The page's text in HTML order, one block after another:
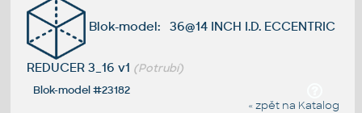
Blok-model: 36@14 INCH I.D. ECCENTRIC
REDUCER 3_16 v1 (Potrubí)
Blok-model #23182
« zpět na Katalog